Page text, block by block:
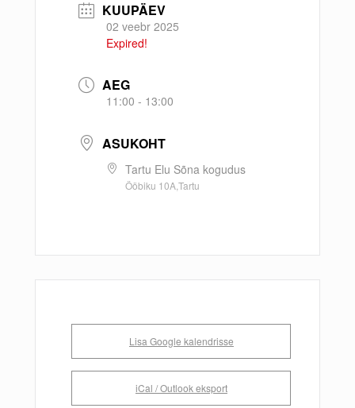
KUUPÄEV
02 veebr 2025
Expired!
AEG
11:00 - 13:00
ASUKOHT
Tartu Elu Sõna kogudus
Ööbiku 10A,Tartu
Lisa Google kalendrisse
iCal / Outlook eksport